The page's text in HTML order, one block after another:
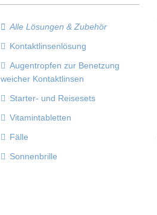
Alle Lösungen & Zubehör
Kontaktlinsenlösung
Augentropfen zur Benetzung
weicher Kontaktlinsen
Starter- und Reisesets
Vitamintabletten
Fälle
Sonnenbrille